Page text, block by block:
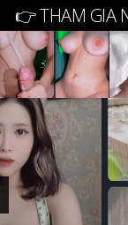
👉 THAM GIA